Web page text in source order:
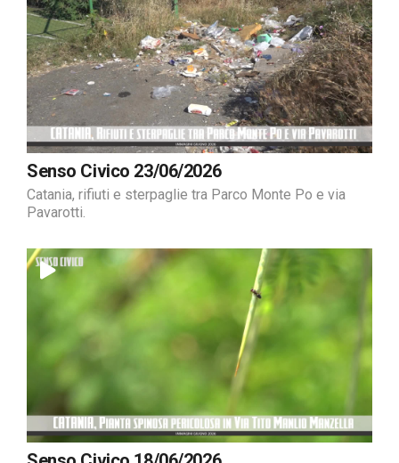
Senso Civico 23/06/2026
Catania, rifiuti e sterpaglie tra Parco Monte Po e via
Pavarotti.